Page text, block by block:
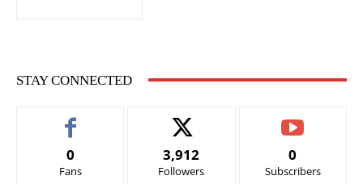
STAY CONNECTED
0
Fans
3,912
Followers
0
Subscribers